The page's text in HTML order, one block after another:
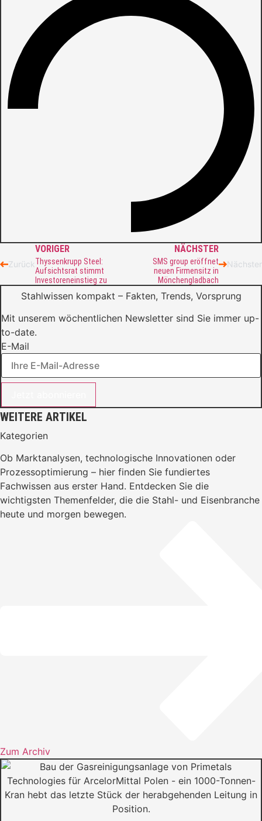
Zurück
VORIGER
Thyssenkrupp Steel:
Aufsichtsrat stimmt
Investoreneinstieg zu
NÄCHSTER
SMS group eröffnet
neuen Firmensitz in
Mönchengladbach
Nächster
Stahlwissen kompakt – Fakten, Trends, Vorsprung
Mit unserem wöchentlichen Newsletter sind Sie immer up-
to-date.
E-Mail
WEITERE ARTIKEL
Kategorien
Ob Marktanalysen, technologische Innovationen oder
Prozessoptimierung – hier finden Sie fundiertes
Fachwissen aus erster Hand. Entdecken Sie die
wichtigsten Themenfelder, die die Stahl- und Eisenbranche
heute und morgen bewegen.
Zum Archiv